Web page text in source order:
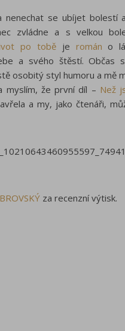
se ubíjet bolestí
zvládne a s velkou
po tobě je román o
a svého štěstí. Občas
osobitý styl humoru a mě
myslím, že první díl – Než
a my, jako čtenáři,
za recenzní výtisk.